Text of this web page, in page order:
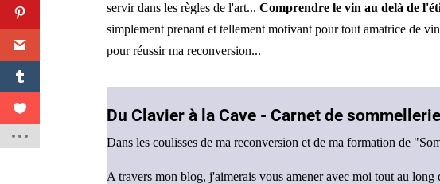
servir dans les règles de l'art...Comprendre le vin au delà de
simplement prenant et tellement motivant pour tout amatrice de
pour réussir ma reconversion...
Du Clavier à la Cave - Carnet de sommellerie
Dans les coulisses de ma reconversion et de ma formation de
A travers mon blog, j'aimerais vous amener avec moi tout au long